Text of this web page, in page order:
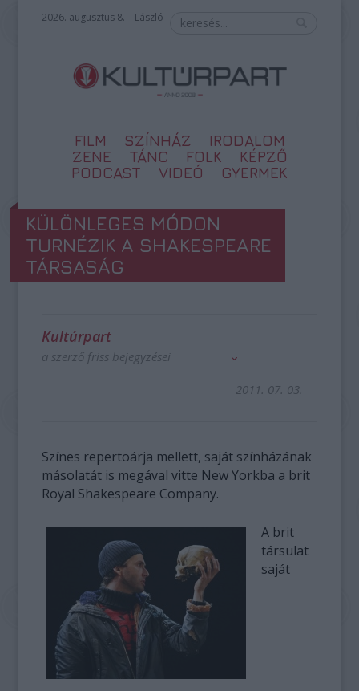
2026. augusztus 8. – László
FILM SZÍNHÁZ
IRODALOM
ZENE
TÁNC FOLK
KÉPZŐ
PODCAST
VIDEÓ GYERMEK
KÜLÖNLEGES MÓDON
TURNÉZIK A SHAKESPEARE
TÁRSASÁG
Kultúrpart
a szerző friss bejegyzései
2011. 07. 03.
Színes repertoárja mellett, saját színházának
másolatát is megával vitte New Yorkba a brit
Royal Shakespeare Company.
A brit
társulat
saját